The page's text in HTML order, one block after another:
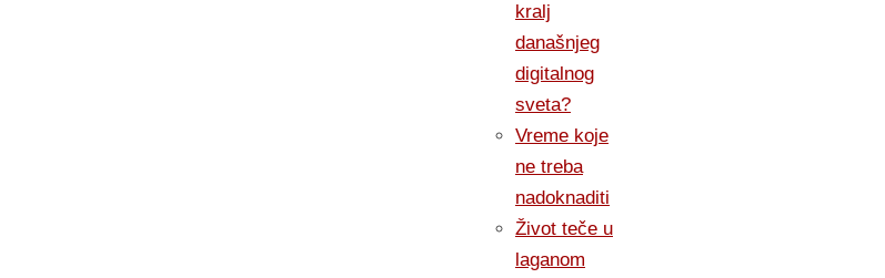
kralj
današnjeg
digitalnog
sveta?
Vreme koje
ne treba
nadoknaditi
Život teče u
laganom